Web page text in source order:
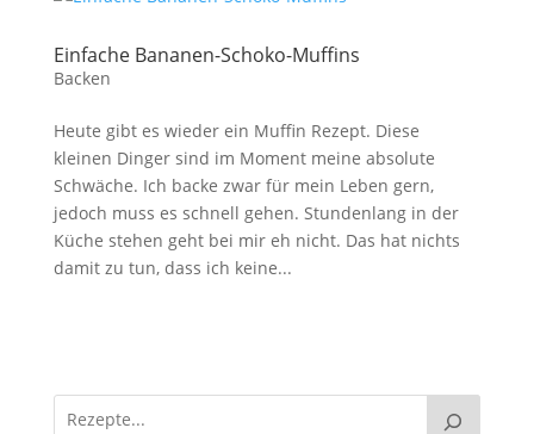
Einfache Bananen-Schoko-Muffins
Backen
Heute gibt es wieder ein Muffin Rezept. Diese
kleinen Dinger sind im Moment meine absolute
Schwäche. Ich backe zwar für mein Leben gern,
jedoch muss es schnell gehen. Stundenlang in der
Küche stehen geht bei mir eh nicht. Das hat nichts
damit zu tun, dass ich keine...